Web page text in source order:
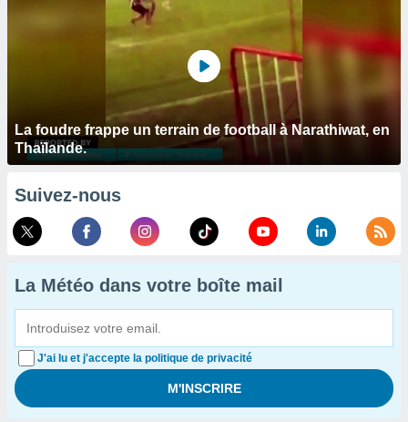
La foudre frappe un terrain de football à Narathiwat, en
Thaïlande.
Suivez-nous
La Météo dans votre boîte mail
J'ai lu et j'accepte la politique de privacité